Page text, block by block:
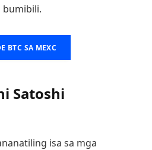
bumibili.
BTC SA MEXC
Satoshi
isa sa mga